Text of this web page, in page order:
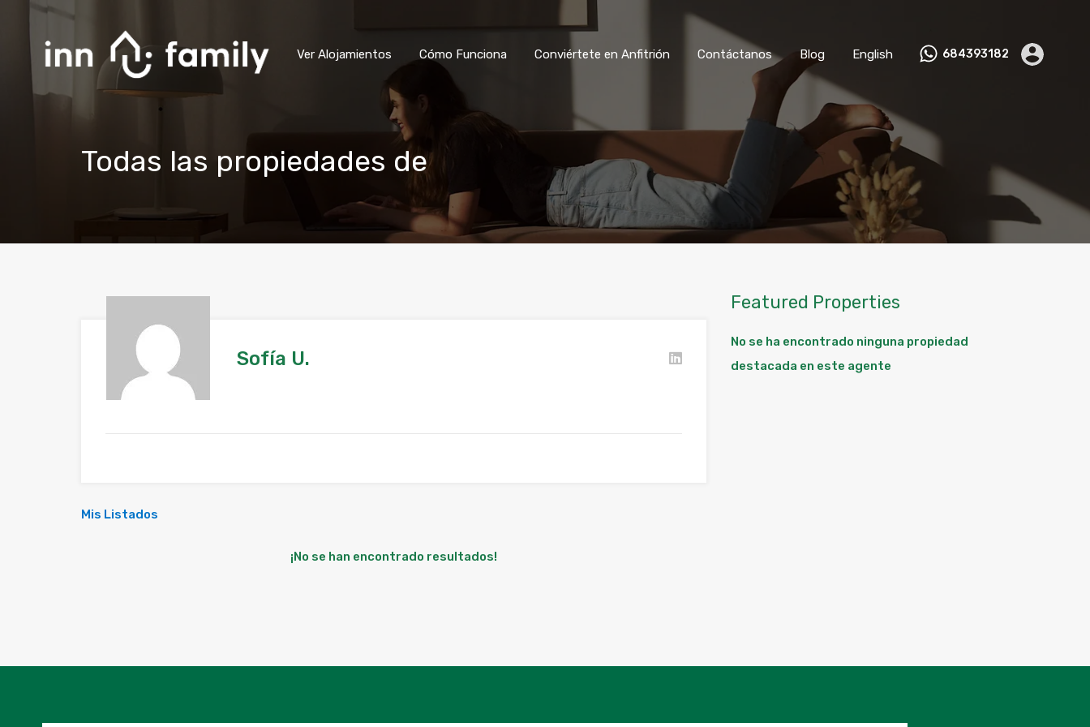
Cómo Funciona Conviértete en Anfitrión
Ver Alojamientos
Cómo Funciona Conviértete en Anfitrión Contáctanos Blog English 684393182
Todas las propiedades de
Sofía U.
Mis Listados
¡No se han encontrado resultados!
Featured Properties
No se ha encontrado ninguna propiedad
destacada en este agente